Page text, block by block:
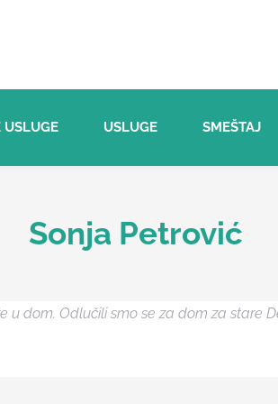
USLUGE USLUGE SMEŠTAJ
Sonja Petrović
dom. Odlučili smo se za dom za stare